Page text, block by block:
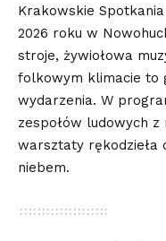
Krakowskie
2026 roku w
stroje, żywiołowa
folkowym klimacie to
wydarzenia. W
zespołów ludowych
warsztaty rękodzieła
niebem.